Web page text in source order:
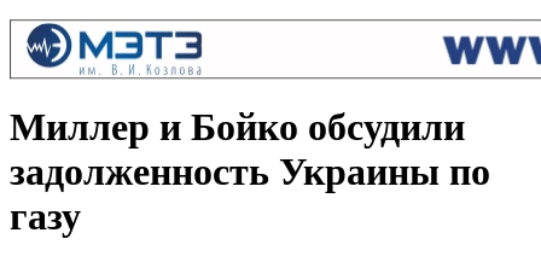
Миллер и Бойко обсудили
задолженность Украины по
газу